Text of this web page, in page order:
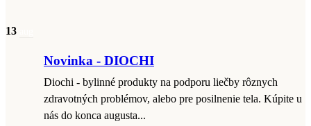
13
Novinka - DIOCHI
Diochi - bylinné produkty na podporu liečby rôznych
zdravotných problémov, alebo pre posilnenie tela. Kúpite u
nás do konca augusta...